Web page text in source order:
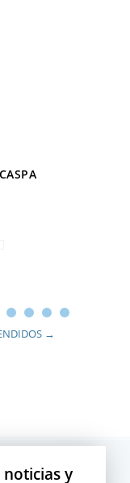
→
y